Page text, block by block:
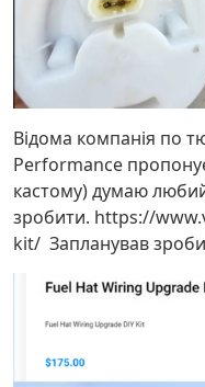
Відома компанія по
Performance
кастому) думаю
зробити. https://
kit/ Запланував